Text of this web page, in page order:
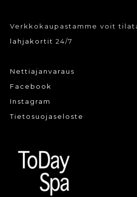
Verkkokaupastamme voit
lahjakortit 24/7
Nettiajanvaraus
Facebook
Instagram
Tietosuojaseloste